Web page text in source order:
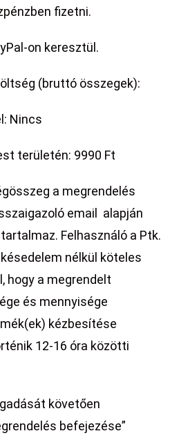
fizetni.
on keresztül.
(bruttó összegek):
Nincs
területén: 9990 Ft
a megrendelés
email alapján
Felhasználó a Ptk.
nélkül köteles
hogy a megrendelt
és mennyisége
kézbesítése
12-16 óra közötti
követően
befejezése”